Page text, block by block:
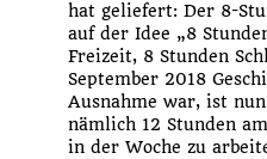
hat geliefert: Der 8-
auf der Idee „8
Freizeit, 8 Stunden
September 2018
Ausnahme war, ist
nämlich 12 Stunden
in der Woche zu